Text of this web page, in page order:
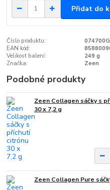
Přidat do
Číslo produktu:
074700G
EAN kód:
Velikost balení:
249 g
Značka:
Zeen
Podobné produkty
Zeen Collagen sáčky s
30 x 7,2 g
Zeen Collagen Pure